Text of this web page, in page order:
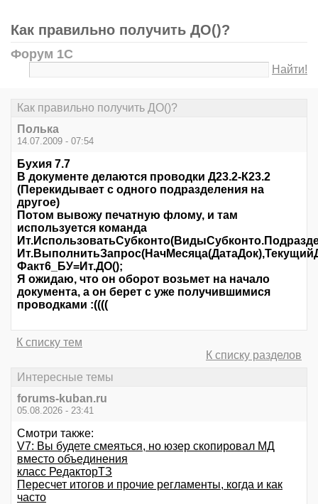
Как правильно получить ДО()?
Форум 1С
Найти!
Как правильно получить ДО()?
Полька
14.07.2009 - 07:54
Бухия 7.7
В документе делаются проводки Д23.2-К23.2
(Перекидывает с одного подразделения на
другое)
Потом вывожу печатную флому, и там
используется команда
Факт6_БУ=Ит.ДО();
Я ожидаю, что он оборот возьмет на начало
документа, а он берет с уже получившимися
проводками :((((
К списку тем
К списку разделов
Интересные темы
forums-kuban.ru
05.08.2026 - 23:41
Смотри также:
V7: Вы будете смеяться, но юзер скопировал МД
вместо объединения
класс РедакторТЗ
Пересчет итогов и прочие регламенты, когда и как
часто